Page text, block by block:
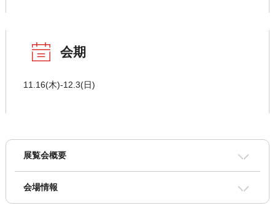
会期
11.16(木)-12.3(日)
展覧会概要
会場情報